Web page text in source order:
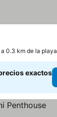
a 0.3 km de la playa
exactos